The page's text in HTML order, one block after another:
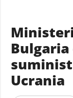
Bulgaria
Ucrania